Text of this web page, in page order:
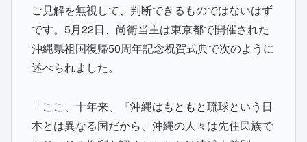
ご見解を無視して、判断できるものではないはず
です。5月22日、尚衞当主は東京都で開催された
沖縄県祖国復帰50周年記念祝賀式典で次のように
述べられました。
「ここ、十年来、『沖縄はもともと琉球という日
本とは異なる国だから、沖縄の人々は先住民族で